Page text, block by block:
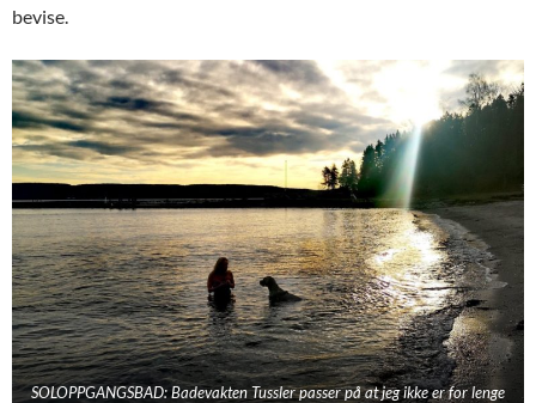
bevise.
SOLOPPGANGSBAD: Badevakten Tussler passer på at jeg ikke er for lenge